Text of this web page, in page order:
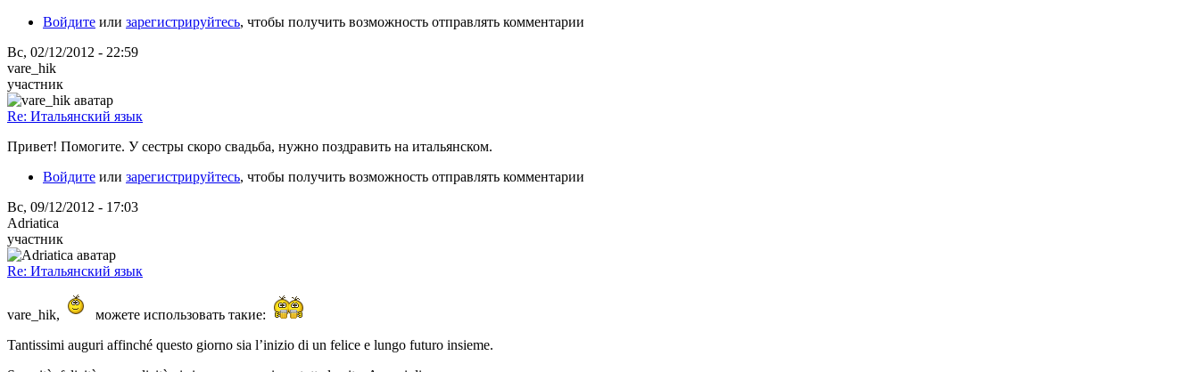
Войдите или зарегистрируйтесь, чтобы получить возможность отправлять комментарии
Вс, 02/12/2012 - 22:59
vare_hik
участник
Re: Итальянский язык
Привет! Помогите. У сестры скоро свадьба, нужно поздравить на итальянском.
Войдите или зарегистрируйтесь, чтобы получить возможность отправлять комментарии
Вс, 09/12/2012 - 17:03
Adriatica
участник
Re: Итальянский язык
vare_hik,
можете использовать такие:
Tantissimi auguri affinché questo giorno sia l’inizio di un felice e lungo futuro insieme.